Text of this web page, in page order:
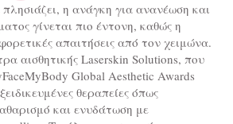
η ανάγκη για ανανέωση και
γίνεται πιο έντονη, καθώς η
απαιτήσεις από τον χειμώνα.
αισθητικής Laserskin Solutions, που
Global Aesthetic Awards
θεραπείες όπως
και ενυδάτωση με